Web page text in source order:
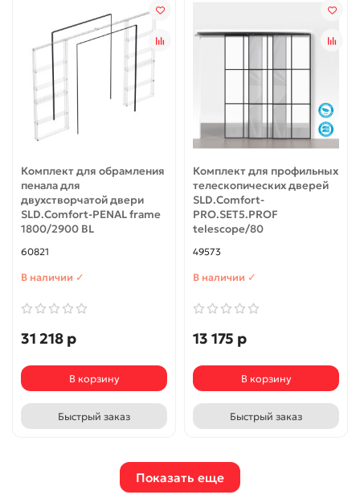
Комплект для обрамления
пенала для
двухстворчатой двери
SLD.Comfort-PENAL frame
1800/2900 BL
60821
В наличии ✓
31 218 р
В корзину
Быстрый заказ
Комплект для профильных
телескопических дверей
SLD.Comfort-
PRO.SET5.PROF
telescope/80
49573
В наличии ✓
13 175 р
В корзину
Быстрый заказ
Показать еще